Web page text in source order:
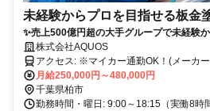
未経験からプロを目指せる板金
✨売上500億円超の大手グループで未経験
下でプライベートも充実✨
株式会社AQUOS
アクセス: ※マイカー通勤OK！(メーカーは問いません！) 「北柏駅」
から車で4分 ＜店舗情
月給250,000円～480,000円
千葉県柏市
勤務時間・曜日: 9:00～18:15（実働8時